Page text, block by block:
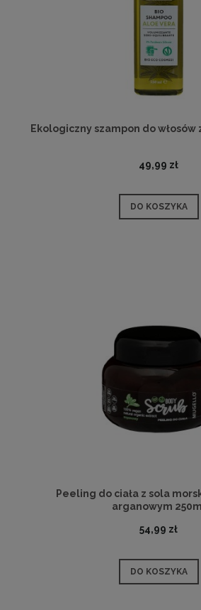
Ekologiczny szampon do
49,99 zł
DO KOSZYKA
Peeling do ciała z sola
arganowym
54,99 zł
DO KOSZYKA